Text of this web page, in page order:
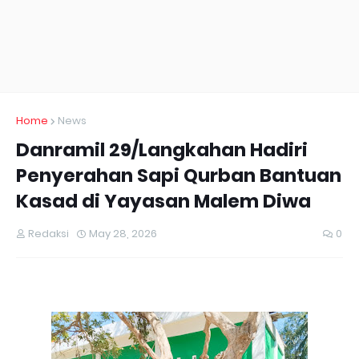
Home News
Danramil 29/Langkahan Hadiri
Penyerahan Sapi Qurban Bantuan
Kasad di Yayasan Malem Diwa
Redaksi May 28, 2026 0